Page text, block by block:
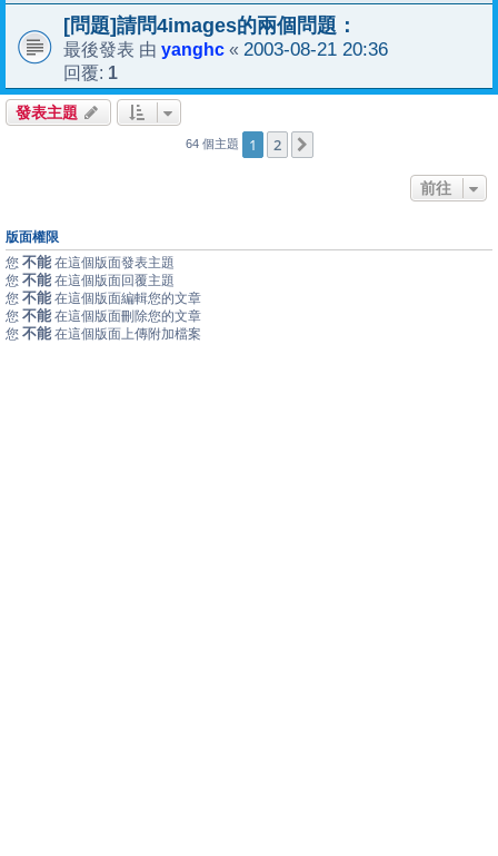
[問題]請問4images的兩個問題：
最後發表 由 yanghc « 2003-08-21 20:36
回覆: 1
發表主題
64 個主題 1 2
前往
版面權限
您 不能 在這個版面發表主題
您 不能 在這個版面回覆主題
您 不能 在這個版面編輯您的文章
您 不能 在這個版面刪除您的文章
您 不能 在這個版面上傳附加檔案